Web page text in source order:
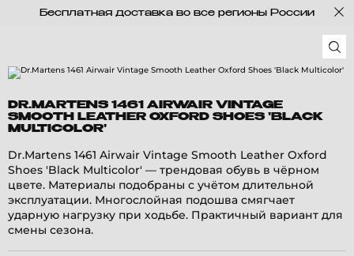
Бесплатная доставка во все регионы России
DR.MARTENS 1461 AIRWAIR VINTAGE
SMOOTH LEATHER OXFORD SHOES 'BLACK
MULTICOLOR'
Dr.Martens 1461 Airwair Vintage Smooth Leather Oxford
Shoes 'Black Multicolor' — трендовая обувь в чёрном
цвете. Материалы подобраны с учётом длительной
эксплуатации. Многослойная подошва смягчает
ударную нагрузку при ходьбе. Практичный вариант для
смены сезона.